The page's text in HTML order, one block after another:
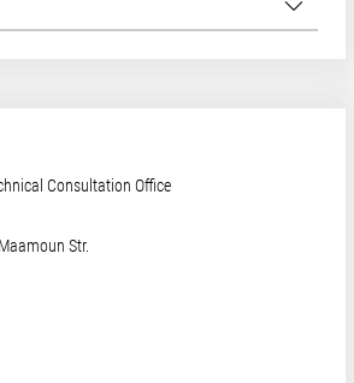
Consultation Office
Str.